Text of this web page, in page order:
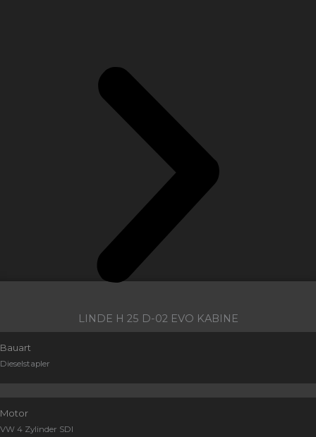
LINDE H 25 D-02 EVO KABINE
Bauart
Dieselstapler
Motor
VW 4 Zylinder SDI